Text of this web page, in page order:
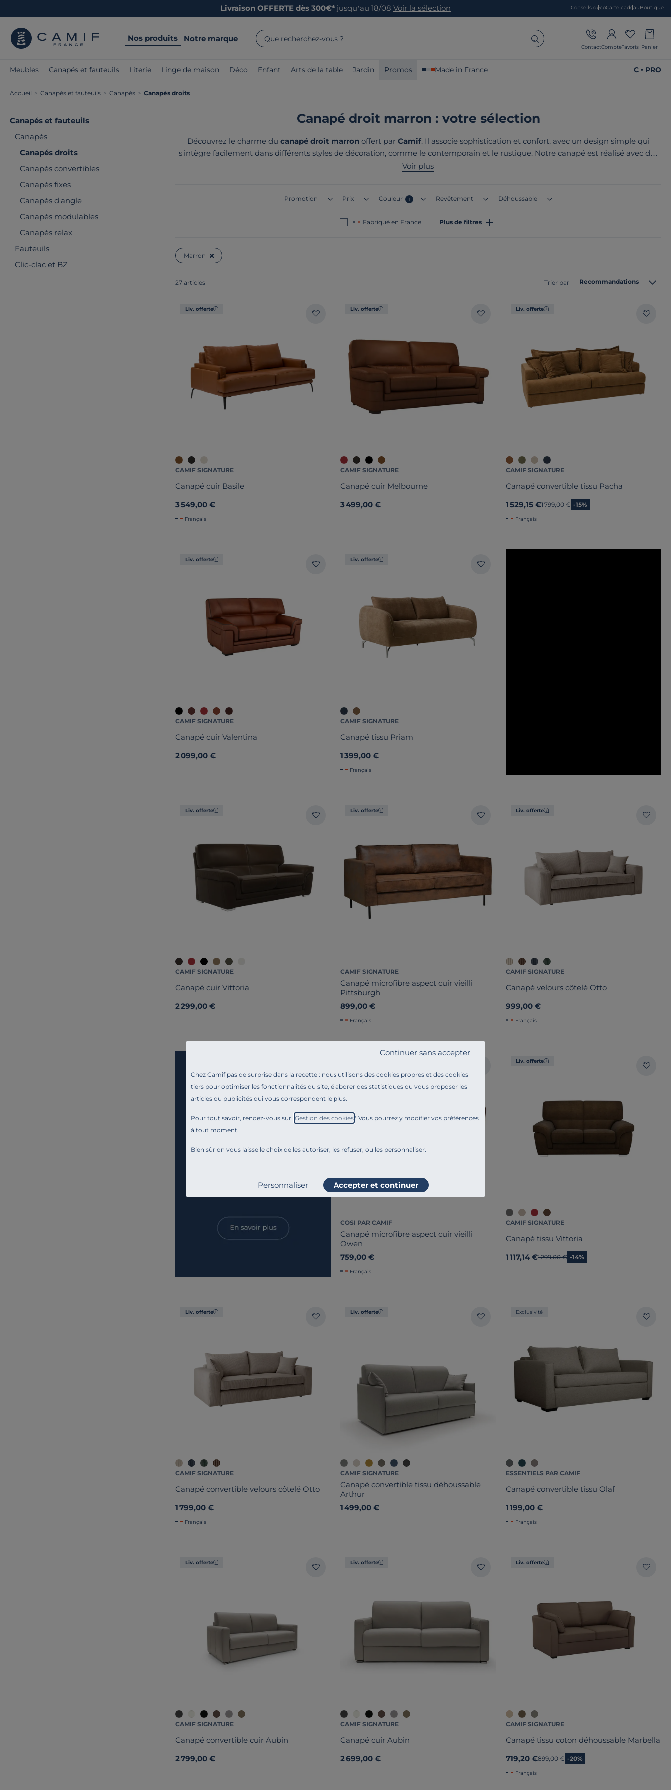
Chez Camif pas de surprise dans la recette : nous utilisons des cookies propres et des cookies
tiers pour optimiser les fonctionnalités du site, élaborer des statistiques ou vous proposer les
articles ou publicités qui vous correspondent le plus.
Pour tout savoir, rendez-vous sur " Gestion des cookies". Vous pourrez y modifier vos préférences
à tout moment.
Bien sûr on vous laisse le choix de les autoriser, les refuser, ou les personnaliser.
Continuer sans accepter
Personnaliser Accepter et continuer
Livraison OFFERTE dès 300€* jusqu’au 18/08 Voir la sélection Conseils décoCarte cadeauBoutique
Nos produits Notre marque Que recherchez-vous ?
ContactCompteFavoris Panier
Meubles Canapés et fauteuils Literie Linge de maison Déco Enfant Arts de la table Jardin Promos Made in France C • PRO
Accueil > Canapés et fauteuils > Canapés > Canapés droits
Canapés et fauteuils
Canapés
Canapés droits
Canapés convertibles
Canapés fixes
Canapés d'angle
Canapés modulables
Canapés relax
Fauteuils
Clic-clac et BZ
Canapé droit marron : votre sélection
Découvrez le charme du canapé droit marronoffert par Camif. Il associe sophistication et confort, avec un design simple qui
s'intègre facilement dans différents styles de décoration, comme le contemporain et le rustique. Notre canapé est réalisé avec des
matériaux de qualité, garantissant robustesse et élégance pour embellir votre salon. Le point commun de nos produits ? Ils sont
Voir plus
Promotion Prix Couleur 1 Revêtement Déhoussable
Fabriqué en France Plus de filtres
Marron
27 articles Trier par Recommandations
Liv. offerte
CAMIF SIGNATURE
Canapé cuir Basile
3 549,00 €
Français
Liv. offerte
CAMIF SIGNATURE
Canapé cuir Melbourne
3 499,00 €
Liv. offerte
CAMIF SIGNATURE
Canapé convertible tissu Pacha
1 529,15 €Ancien prix
1 799,00 € -15%
Français
Liv. offerte
CAMIF SIGNATURE
Canapé cuir Valentina
2 099,00 €
Liv. offerte
CAMIF SIGNATURE
Canapé tissu Priam
1 399,00 €
Français
Liv. offerte
CAMIF SIGNATURE
Canapé cuir Vittoria
2 299,00 €
Liv. offerte
CAMIF SIGNATURE
Canapé microfibre aspect cuir vieilli
Pittsburgh
899,00 €
Français
Liv. offerte
CAMIF SIGNATURE
Canapé velours côtelé Otto
999,00 €
Français
COSI PAR CAMIF
Canapé microfibre aspect cuir vieilli
Owen
759,00 €
Français
Liv. offerte
CAMIF SIGNATURE
Canapé tissu Vittoria
1 117,14 €Ancien prix
1 299,00 € -14%
Liv. offerte
CAMIF SIGNATURE
Canapé convertible velours côtelé Otto
1 799,00 €
Français
Liv. offerte
CAMIF SIGNATURE
Canapé convertible tissu déhoussable
Arthur
1 499,00 €
Exclusivité
ESSENTIELS PAR CAMIF
Canapé convertible tissu Olaf
1 199,00 €
Français
Liv. offerte
CAMIF SIGNATURE
Canapé convertible cuir Aubin
2 799,00 €
Liv. offerte
CAMIF SIGNATURE
Canapé cuir Aubin
2 699,00 €
Liv. offerte
CAMIF SIGNATURE
Canapé tissu coton déhoussable Marbella
719,20 €Ancien prix
899,00 € -20%
Français